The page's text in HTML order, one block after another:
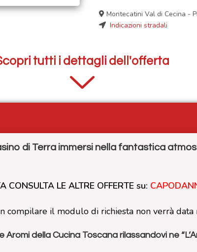
Montecatini Val di Cecina -
Indicazioni stradali
tutti i dettagli dell'offerta
di Terra immersi nella fantastica
CONSULTA LE ALTRE OFFERTE su:
compilare il modulo di richiesta non verrà data
della Cucina Toscana rilassandovi ne